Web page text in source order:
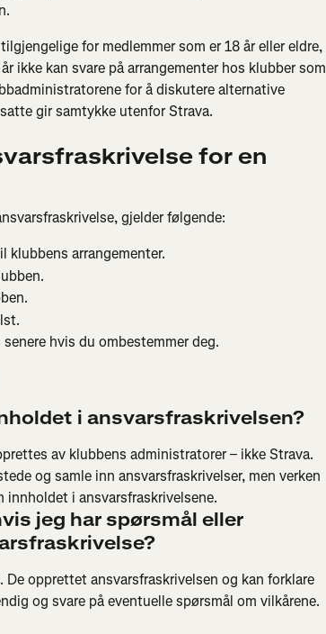
for medlemmer som er 18 år eller eldre,
ikke kan svare på arrangementer hos klubber som
for å diskutere alternative
gir samtykke utenfor Strava.
for en
gjelder følgende:
klubbens arrangementer.
hvis du ombestemmer deg.
i ansvarsfraskrivelsen?
av klubbens administratorer – ikke Strava.
og samle inn ansvarsfraskrivelser, men verken
innholdet i ansvarsfraskrivelsene.
jeg har spørsmål eller
opprettet ansvarsfraskrivelsen og kan forklare
og svare på eventuelle spørsmål om vilkårene.